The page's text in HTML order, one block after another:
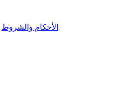
الأحكام والشروط